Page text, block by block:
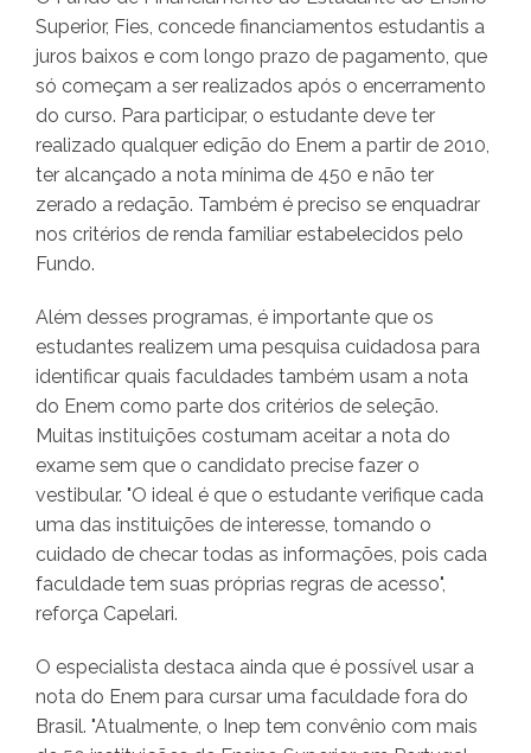
Superior, Fies, concede financiamentos estudantis a
juros baixos e com longo prazo de pagamento, que
só começam a ser realizados após o encerramento
do curso. Para participar, o estudante deve ter
realizado qualquer edição do Enem a partir de 2010,
ter alcançado a nota mínima de 450 e não ter
zerado a redação. Também é preciso se enquadrar
nos critérios de renda familiar estabelecidos pelo
Fundo.
Além desses programas, é importante que os
estudantes realizem uma pesquisa cuidadosa para
identificar quais faculdades também usam a nota
do Enem como parte dos critérios de seleção.
Muitas instituições costumam aceitar a nota do
exame sem que o candidato precise fazer o
vestibular. "O ideal é que o estudante verifique cada
uma das instituições de interesse, tomando o
cuidado de checar todas as informações, pois cada
faculdade tem suas próprias regras de acesso",
reforça Capelari.
O especialista destaca ainda que é possível usar a
nota do Enem para cursar uma faculdade fora do
Brasil. "Atualmente, o Inep tem convênio com mais